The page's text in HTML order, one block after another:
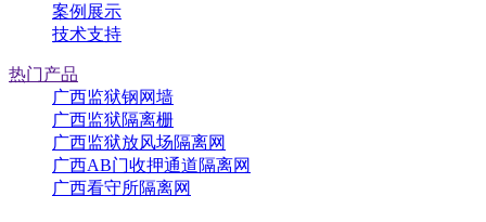
案例展示
技术支持
热门产品
广西监狱钢网墙
广西监狱隔离栅
广西监狱放风场隔离网
广西AB门收押通道隔离网
广西看守所隔离网